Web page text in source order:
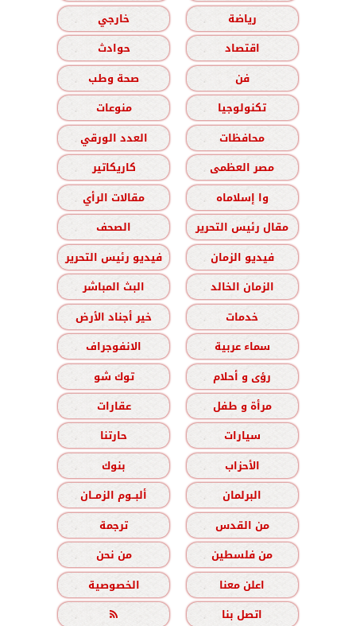
رياضة
خارجي
اقتصاد
حوادث
فن
صحة وطب
تكنولوجيا
منوعات
محافظات
العدد الورقي
مصر العظمى
كاريكاتير
وا إسلاماه
مقالات الرأي
مقال رئيس التحرير
الصحف
فيديو الزمان
فيديو رئيس التحرير
الزمان الخالد
البث المباشر
خدمات
خير أجناد الأرض
سماء عربية
الانفوجراف
رؤى و أحلام
توك شو
مرأة و طفل
عقارات
سيارات
حارتنا
الأحزاب
بنوك
البرلمان
ألبــوم الزمــان
من القدس
ترجمة
من فلسطين
من نحن
اعلن معنا
الخصوصية
اتصل بنا
